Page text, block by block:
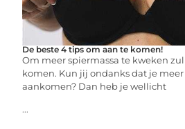
De beste 4 tips om aan te komen!
Om meer spiermassa te kweken
komen. Kun jij ondanks dat je
aankomen? Dan heb je wellicht
...